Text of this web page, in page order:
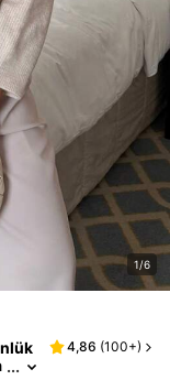
1/6
4,86 (100+)